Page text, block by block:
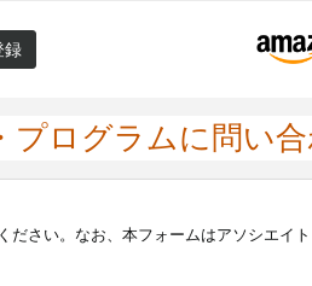
録
プログラムに問い
ださい。なお、本フォームはアソシエイ